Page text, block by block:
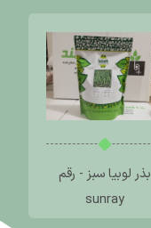
بذر لوبیا سبز - رقم
sunray